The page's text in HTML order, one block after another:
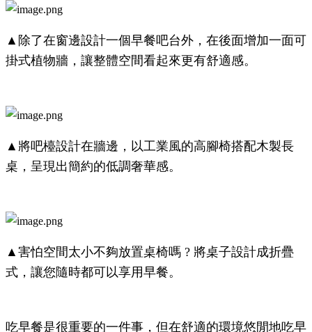
▲除了在窗邊設計一個早餐吧台外，在後面增加一面可
掛式植物牆，讓整體空間看起來更有舒適感。
▲將吧檯設計在牆邊，以工業風的高腳椅搭配木製長
桌，呈現出簡約的低調奢華感。
▲害怕空間太小不夠放置桌椅嗎 ? 將桌子設計成折疊
式，讓您隨時都可以享用早餐。
吃早餐是很重要的一件事，但在舒適的環境悠閒地吃早